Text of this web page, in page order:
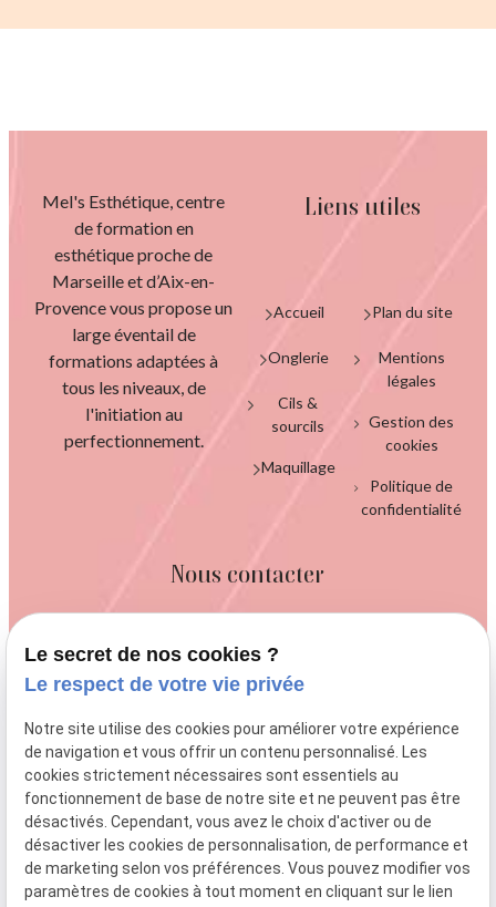
Mel's Esthétique, centre
de formation en
esthétique proche de
Marseille et d’Aix-en-
Provence vous propose un
large éventail de
formations adaptées à
tous les niveaux, de
l'initiation au
perfectionnement.
Liens utiles
Accueil
Onglerie
Cils &
sourcils
Maquillage
Plan du site
Mentions
légales
Gestion des
cookies
Politique de
confidentialité
Nous contacter
talluto.melaniecharm@gmail.com
Le secret de nos cookies ?
Le respect de votre vie privée
Notre site utilise des cookies pour améliorer votre expérience
de navigation et vous offrir un contenu personnalisé. Les
cookies strictement nécessaires sont essentiels au
fonctionnement de base de notre site et ne peuvent pas être
désactivés. Cependant, vous avez le choix d'activer ou de
désactiver les cookies de personnalisation, de performance et
de marketing selon vos préférences. Vous pouvez modifier vos
paramètres de cookies à tout moment en cliquant sur le lien